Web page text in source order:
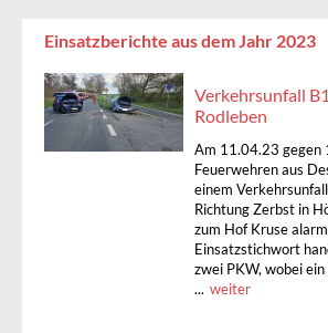
Einsatzberichte aus dem Jahr 2023
Verkehrsunfall
Rodleben
Am 11.04.23 gegen
Feuerwehren aus
einem
Richtung Zerbst in
zum Hof Kruse
Einsatzstichwort
zwei PKW, wobei
... weiter